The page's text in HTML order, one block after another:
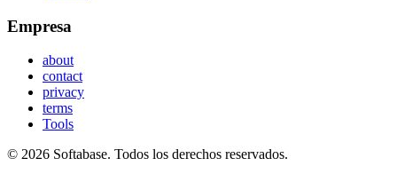
Empresa
about
contact
privacy
terms
Tools
© 2026 Softabase. Todos los derechos reservados.